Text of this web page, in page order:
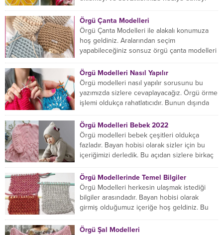
Örgü Çanta Modelleri
Örgü Çanta Modelleri ile alakalı konumuza
hoş geldiniz. Aralarından seçim
yapabileceğiniz sonsuz örgü çanta modelleri
Örgü Modelleri Nasıl Yapılır
Örgü modelleri nasıl yapılır sorusunu bu
yazımızda sizlere cevaplayacağız. Örgü örme
işlemi oldukça rahatlatıcıdır. Bunun dışında
Örgü Modelleri Bebek 2022
Örgü modelleri bebek çeşitleri oldukça
fazladır. Bayan hobisi olarak sizler için bu
içeriğimizi derledik. Bu açıdan sizlere birkaç
Örgü Modellerinde Temel Bilgiler
Örgü Modelleri herkesin ulaşmak istediği
bilgiler arasındadır. Bayan hobisi olarak
girmiş olduğumuz içeriğe hoş geldiniz. Bu
Örgü Şal Modelleri